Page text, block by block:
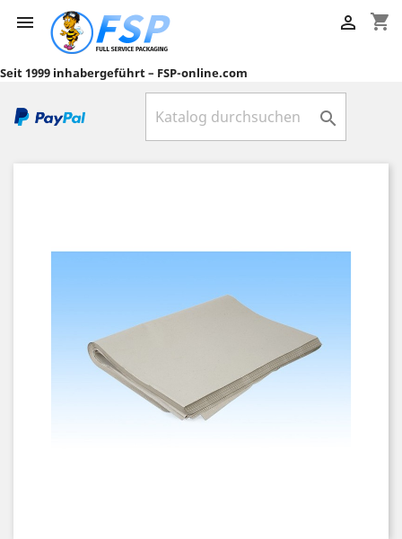
 shopping_cart

Seit 1999 inhabergeführt – FSP-online.com
